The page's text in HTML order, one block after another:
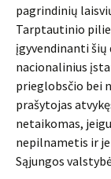
pagrindinių
Tarptautinio
įgyvendinanti
nacionalinius
prieglobsčio bei
prašytojas
netaikomas,
nepilnametis ir
Sąjungos